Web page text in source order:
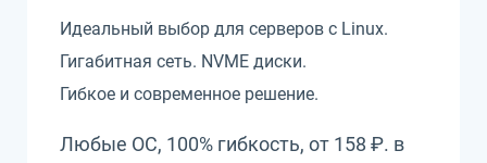
Идеальный выбор для серверов с Linux.
Гигабитная сеть. NVME диски.
Гибкое и современное решение.
Любые ОС, 100% гибкость, от 158 ₽. в